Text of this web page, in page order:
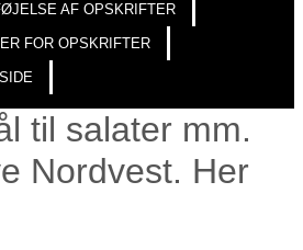
AF OPSKRIFTER
FOR OPSKRIFTER
til salater mm.
Nordvest. Her